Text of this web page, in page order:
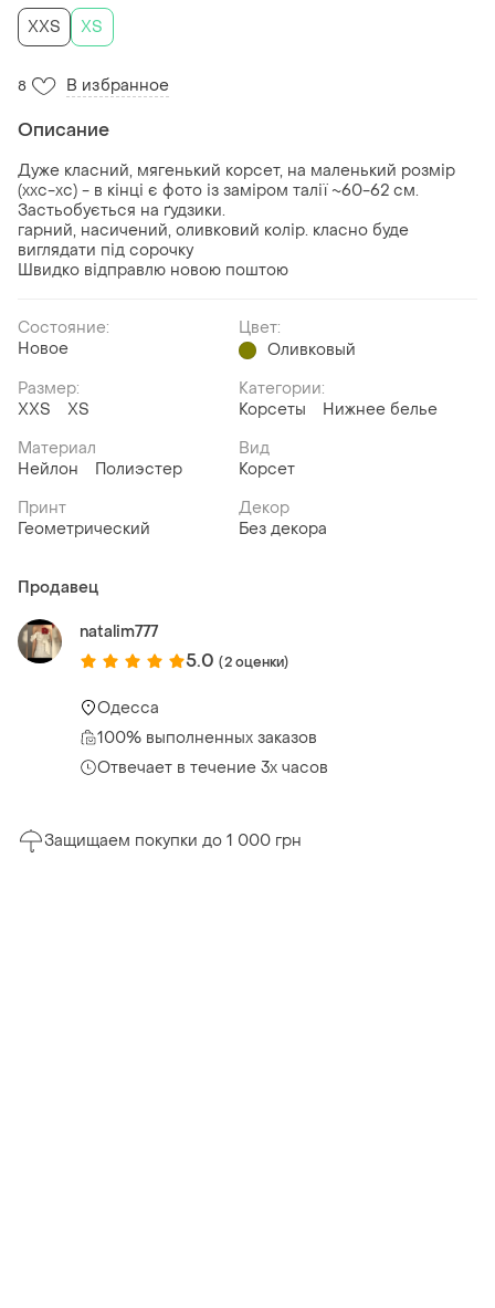
XХS
ХS
8 В избранное
Описание
Дуже класний, мягенький корсет, на маленький розмір
(ххс-хс) - в кінці є фото із заміром талії ~60-62 см.
Застьобується на ґудзики.
гарний, насичений, оливковий колір. класно буде
виглядати під сорочку
Швидко відправлю новою поштою
Состояние:
Новое
Цвет:
Оливковый
Размер:
XХS
ХS
Категории:
Корсеты
Нижнее белье
Материал
Нейлон
Полиэстер
Вид
Корсет
Принт
Геометрический
Декор
Без декора
Продавец
natalim777
5.0 (2 оценки)
Одесса
100% выполненных заказов
Отвечает в течение 3х часов
Защищаем покупки до 1 000 грн